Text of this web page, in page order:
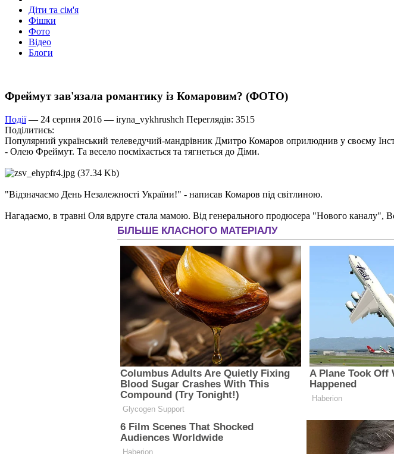
Діти та сім'я
Фішки
Фото
Відео
Блоги
Фреймут зав'язала романтику із Комаровим? (ФОТО)
Події— 24 серпня 2016 — iryna_vykhrushch Переглядів: 3515
Поділитись:
Популярний український телеведучий-мандрівник Дмитро Комаров оприлюднив у своєму
- Олею Фреймут. Та весело посміхається та тягнеться до Діми.
"Відзначаємо День Незалежності України!" - написав Комаров під світлиною.
Нагадаємо, в травні Оля вдруге стала мамою. Від генерального продюсера "Нового каналу",